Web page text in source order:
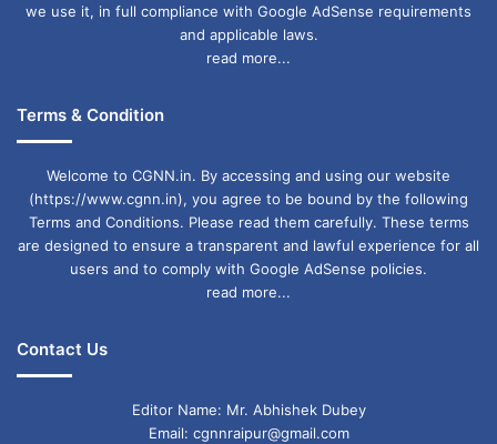
we use it, in full compliance with Google AdSense requirements
and applicable laws.
read more...
Terms & Condition
Welcome to CGNN.in. By accessing and using our website
(https://www.cgnn.in), you agree to be bound by the following
Terms and Conditions. Please read them carefully. These terms
are designed to ensure a transparent and lawful experience for all
users and to comply with Google AdSense policies.
read more...
Contact Us
Editor Name: Mr. Abhishek Dubey
Email: cgnnraipur@gmail.com